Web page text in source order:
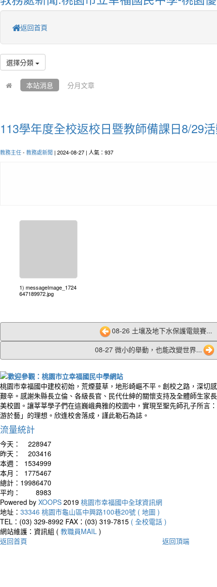
返回首頁
選擇分類
本站消息 分月文章
113學年度全校返校日暨教師備課日8/29
教務主任- 教務處新聞 | 2024-08-27 | 人氣：937
1) messageImage_1724
647189972.jpg
08-26 土壤及地下水保護電競賽...
08-27 微小的舉動，也能改變世界...
桃園市幸福國中建校初始，荒煙蔓草，地形崎嶇不平。創校之路，深切
艱辛。感謝朱縣長立倫、各級長官、民代仕紳的關懷支持及全體師生家
美校園。讓莘莘學子們在這巍峨典雅的校園中，實現至聖先師孔子所言
游於藝」的理想。欣逢校舍落成，謹此勒石為誌。
流量統計
今天：
228947
昨天：
203416
本週：
1534999
本月：
1775467
總計： 19986470
平均：
8983
Powered by XOOPS 2019 桃園市幸福國中全球資訊網
地址： 33346 桃園市龜山區中興路100巷20號 ( 地圖 )
TEL：(03) 329-8992 FAX：(03) 319-7815 ( 全校電話 )
網站維護：資訊組 ( 教職員MAIL )
返回首頁
返回頂端